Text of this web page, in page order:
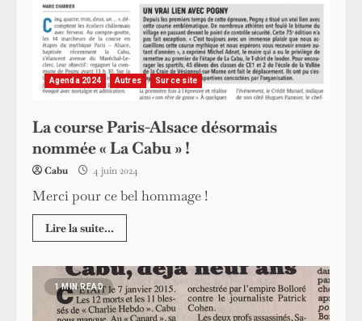
Agenda 2024 Autres Sur ce site
La course Paris-Alsace désormais
nommée « La Cabu » !
Cabu 4 juin 2024
Merci pour ce bel hommage !
Lire la suite...
1 MIN READ